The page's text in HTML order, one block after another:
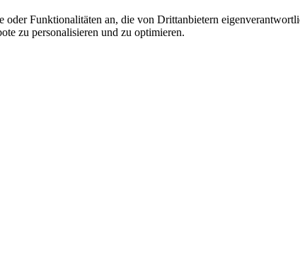
oder Funktionalitäten an, die von Drittanbietern
zu personalisieren und zu optimieren.